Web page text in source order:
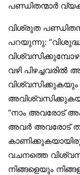
പണ്ഡിതന്മാര്‍
വിശ്രുത
പറയുന്നു:
വഴി
വിശ്വസിക്കുകയും
“നാം അവരോട്
അവര്‍ അവരോട്
വചനത്തെ
നിങ്ങളെയും